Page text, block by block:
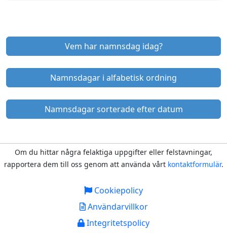
Vem har namnsdag idag?
Namnsdagar i alfabetisk ordning
Namnsdagar sorterade efter datum
Om du hittar några felaktiga uppgifter eller felstavningar,
rapportera dem till oss genom att använda vårt kontaktformulär.
Cookiepolicy
Användarvillkor
Integritetspolicy